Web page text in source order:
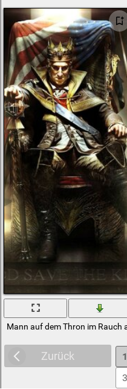
Mann auf dem Thron im Rauch
Zurück 1
3